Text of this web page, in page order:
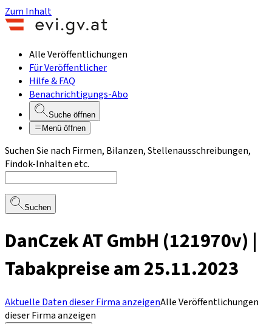
Zum Inhalt
Alle Veröffentlichungen
Für Veröffentlicher
Hilfe & FAQ
Benachrichtigungs-Abo
Suche öffnen
Menü öffnen
Suchen Sie nach Firmen, Bilanzen, Stellenausschreibungen,
Findok-Inhalten etc.
Suchen
DanCzek AT GmbH (121970v) |
Tabakpreise am 25.11.2023
Aktuelle Daten dieser Firma anzeigenAlle Veröffentlichungen
dieser Firma anzeigen